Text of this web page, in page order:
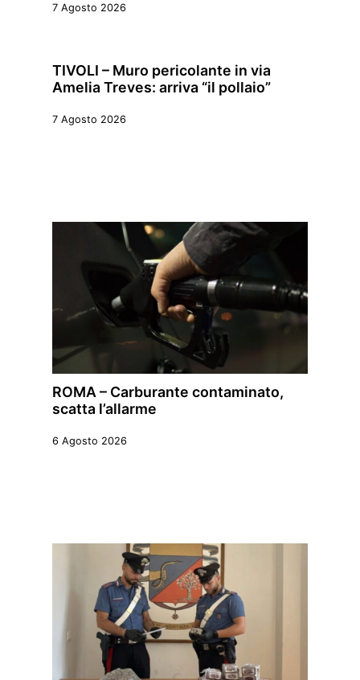
7 Agosto 2026
TIVOLI – Muro pericolante in via
Amelia Treves: arriva “il pollaio”
7 Agosto 2026
ROMA – Carburante contaminato,
scatta l’allarme
6 Agosto 2026